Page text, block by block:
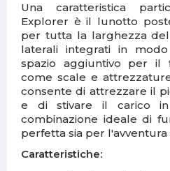
Una caratteristica
Explorer è il lunotto
per tutta la larghezza
laterali integrati in
spazio aggiuntivo per il
come scale e
consente di attrezzare il
e di stivare il carico
combinazione ideale di
perfetta sia per
Caratteristiche: